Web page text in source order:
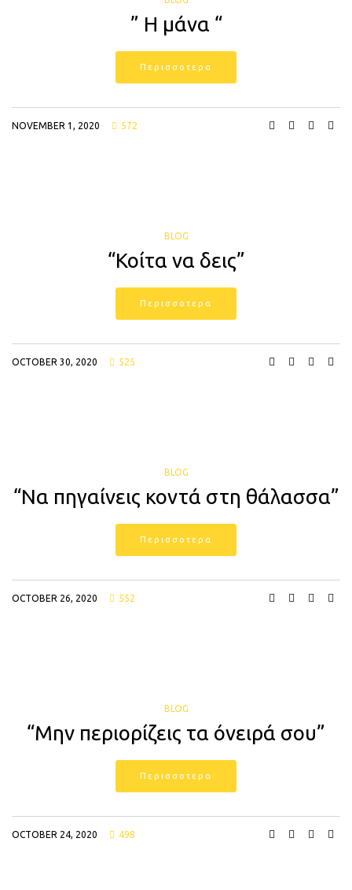
” H μάνα “
Περισσοτερα
NOVEMBER 1, 2020 572
BLOG
“Κοίτα να δεις”
Περισσοτερα
OCTOBER 30, 2020 525
BLOG
“Να πηγαίνεις κοντά στη θάλασσα”
Περισσοτερα
OCTOBER 26, 2020 552
BLOG
“Μην περιορίζεις τα όνειρά σου”
Περισσοτερα
OCTOBER 24, 2020 498